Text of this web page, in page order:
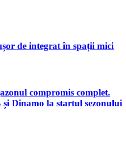
de integrat în spații mici
compromis complet.
Dinamo la startul sezonului